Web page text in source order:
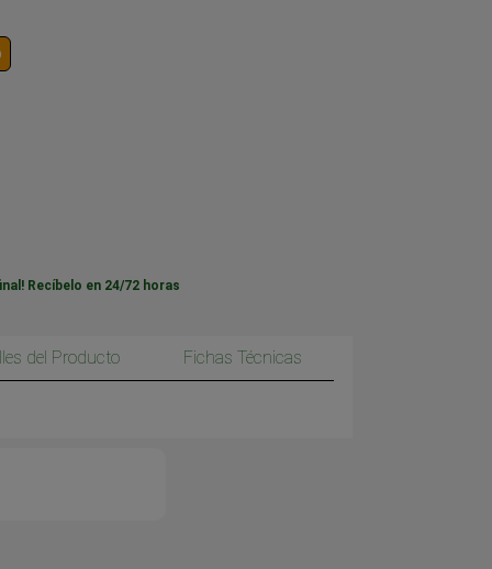
Recíbelo en 24/72 horas
del Producto Fichas Técnicas